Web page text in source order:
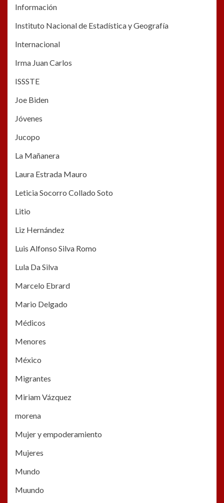
Información
Instituto Nacional de Estadística y Geografía
Internacional
Irma Juan Carlos
ISSSTE
Joe Biden
Jóvenes
Jucopo
La Mañanera
Laura Estrada Mauro
Leticia Socorro Collado Soto
Litio
Liz Hernández
Luis Alfonso Silva Romo
Lula Da Silva
Marcelo Ebrard
Mario Delgado
Médicos
Menores
México
Migrantes
Miriam Vázquez
morena
Mujer y empoderamiento
Mujeres
Mundo
Muundo